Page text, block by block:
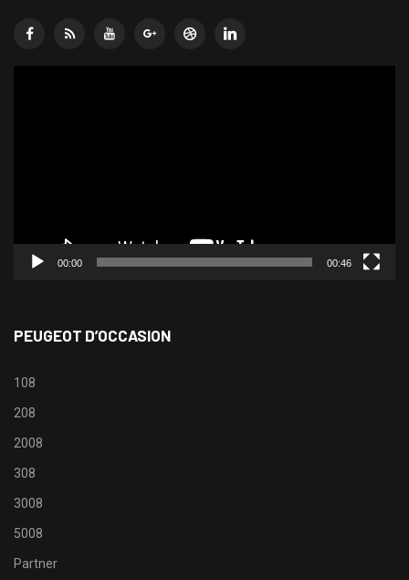
00:00 00:46
PEUGEOT D’OCCASION
108
208
2008
308
3008
5008
Partner